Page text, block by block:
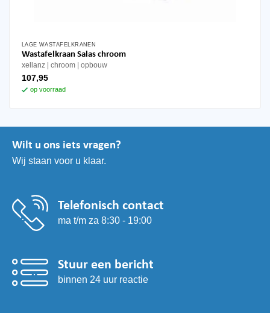
LAGE WASTAFELKRANEN
Wastafelkraan Salas chroom
xellanz chroom opbouw
107,95
op voorraad
Wilt u ons iets vragen?
Wij staan voor u klaar.
Telefonisch contact
ma t/m za 8:30 - 19:00
Stuur een bericht
binnen 24 uur reactie